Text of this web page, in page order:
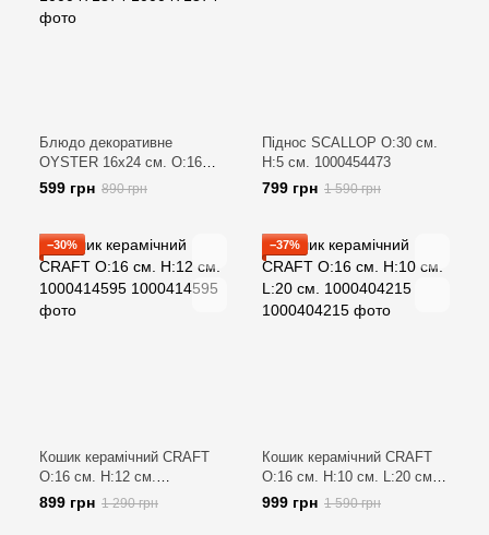
Блюдо декоративне
OYSTER 16х24 см. O:16
см. H:6 см. L:24 см.
1000471374
599 грн 890 грн
Піднос SCALLOP O:30 см.
H:5 см. 1000454473
799 грн 1 590 грн
−30%
Кошик керамічний CRAFT
O:16 см. H:12 см.
1000414595
899 грн 1 290 грн
−37%
Кошик керамічний CRAFT
O:16 см. H:10 см. L:20 см.
1000404215
999 грн 1 590 грн